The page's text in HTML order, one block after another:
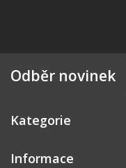
Odběr novinek
Kategorie
Informace